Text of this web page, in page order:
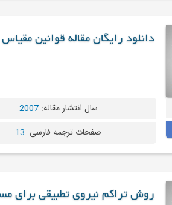
دانلود رایگان مقاله قوانین
سال انتشار مقاله:2007
صفحات ترجمه فارسی: 13
روش تراکم نیروی تطبیقی برای